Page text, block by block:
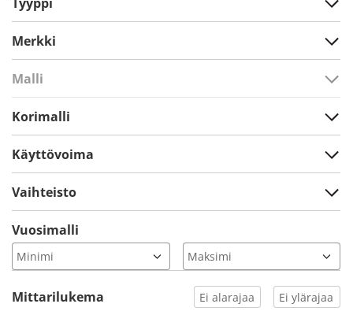
Merkki
Malli
Korimalli
Käyttövoima
Vaihteisto
Vuosimalli
Mittarilukema